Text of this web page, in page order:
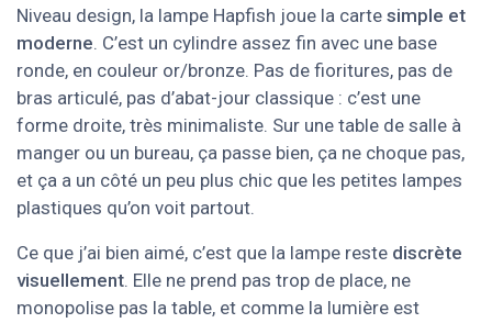
Niveau design, la lampe Hapfish joue la carte simple et
moderne. C’est un cylindre assez fin avec une base
ronde, en couleur or/bronze. Pas de fioritures, pas de
bras articulé, pas d’abat-jour classique : c’est une
forme droite, très minimaliste. Sur une table de salle à
manger ou un bureau, ça passe bien, ça ne choque pas,
et ça a un côté un peu plus chic que les petites lampes
plastiques qu’on voit partout.
Ce que j’ai bien aimé, c’est que la lampe reste discrète
visuellement. Elle ne prend pas trop de place, ne
monopolise pas la table, et comme la lumière est